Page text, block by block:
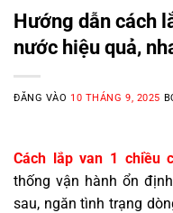
Hướng dẫn cách
nước hiệu quả,
ĐĂNG VÀO 10 THÁNG 9, 2025
Cách lắp van 1 chiều
thống vận hành ổn
sau, ngăn tình trạng